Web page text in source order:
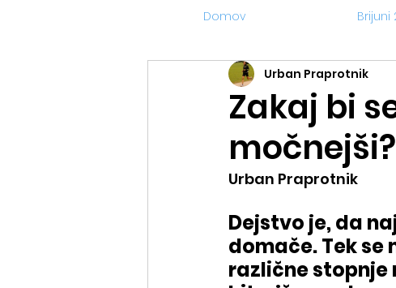
Domov Brijuni
Zakaj bi
močnejši?
Urban Praprotnik
Urban Praprotnik
Dejstvo je, da
domače. Tek
različne stopnje